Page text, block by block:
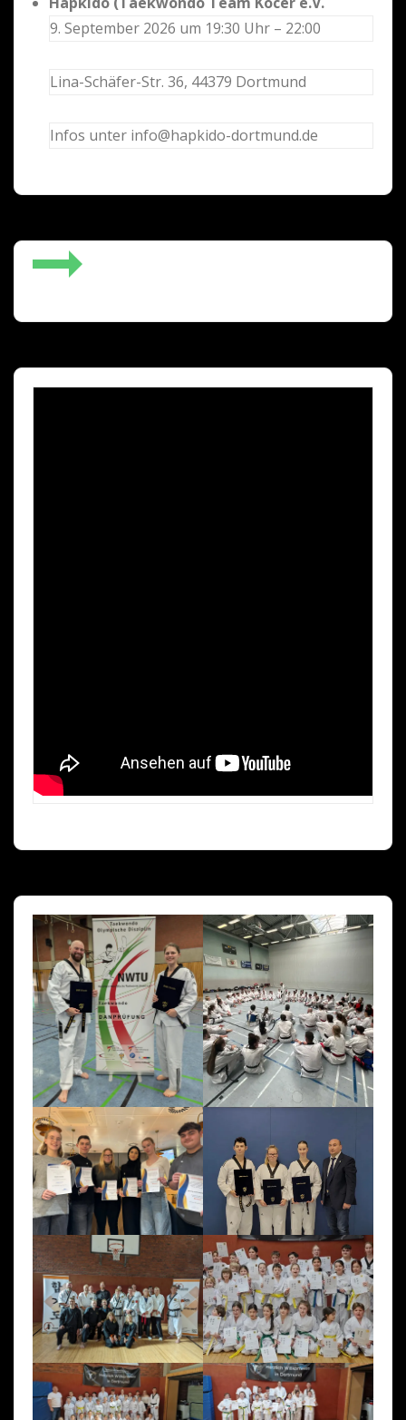
9. September 2026 um 19:30 Uhr – 22:00
Lina-Schäfer-Str. 36, 44379 Dortmund
Infos unter info@hapkido-dortmund.de